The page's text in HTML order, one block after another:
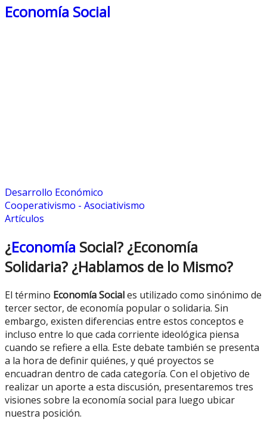
Economía Social
Desarrollo Económico
Cooperativismo - Asociativismo
Artículos
¿Economía Social? ¿Economía
Solidaria? ¿Hablamos de lo Mismo?
El término Economía Sociales utilizado como sinónimo de
tercer sector, de economía popular o solidaria. Sin
embargo, existen diferencias entre estos conceptos e
incluso entre lo que cada corriente ideológica piensa
cuando se refiere a ella. Este debate también se presenta
a la hora de definir quiénes, y qué proyectos se
encuadran dentro de cada categoría. Con el objetivo de
realizar un aporte a esta discusión, presentaremos tres
visiones sobre la economía social para luego ubicar
nuestra posición.